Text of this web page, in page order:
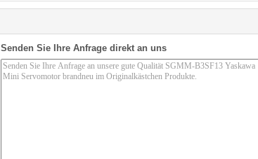
Senden Sie Ihre Anfrage direkt an uns